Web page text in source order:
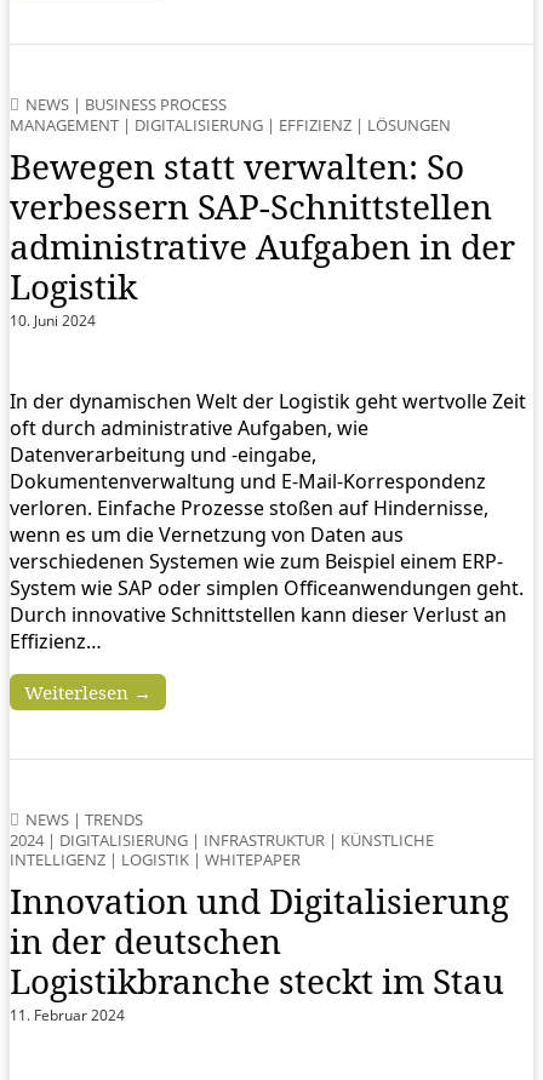
NEWS | BUSINESS PROCESS
MANAGEMENT | DIGITALISIERUNG | EFFIZIENZ | LÖSUNGEN
Bewegen statt verwalten: So
verbessern SAP-Schnittstellen
administrative Aufgaben in der
Logistik
10. Juni 2024
In der dynamischen Welt der Logistik geht wertvolle Zeit
oft durch administrative Aufgaben, wie
Datenverarbeitung und -eingabe,
Dokumentenverwaltung und E-Mail-Korrespondenz
verloren. Einfache Prozesse stoßen auf Hindernisse,
wenn es um die Vernetzung von Daten aus
verschiedenen Systemen wie zum Beispiel einem ERP-
System wie SAP oder simplen Officeanwendungen geht.
Durch innovative Schnittstellen kann dieser Verlust an
Effizienz…
Weiterlesen →
NEWS | TRENDS
2024| DIGITALISIERUNG | INFRASTRUKTUR | KÜNSTLICHE
INTELLIGENZ | LOGISTIK | WHITEPAPER
Innovation und Digitalisierung
in der deutschen
Logistikbranche steckt im Stau
11. Februar 2024